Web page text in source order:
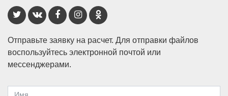
Отправьте заявку на расчет. Для отправки файлов
воспользуйтесь электронной почтой или
мессенджерами.